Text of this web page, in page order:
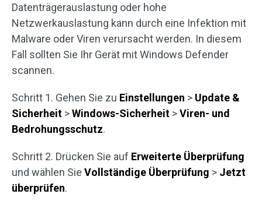
Datenträgerauslastung oder hohe
Netzwerkauslastung kann durch eine Infektion mit
Malware oder Viren verursacht werden. In diesem
Fall sollten Sie Ihr Gerät mit Windows Defender
scannen.
Schritt 1. Gehen Sie zu Einstellungen > Update &
Sicherheit >Windows-Sicherheit >Viren- und
Bedrohungsschutz.
Schritt 2. Drücken Sie auf Erweiterte Überprüfung
und wählen Sie Vollständige Überprüfung > Jetzt
überprüfen.